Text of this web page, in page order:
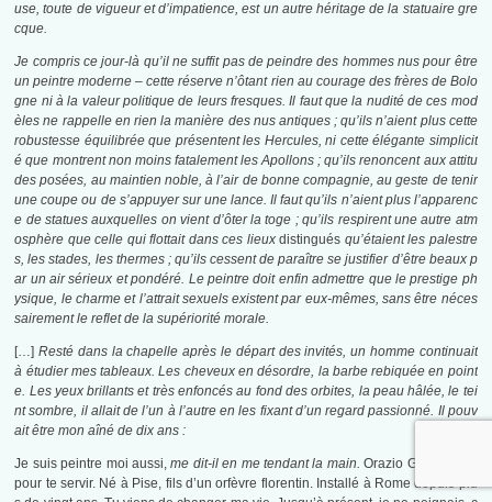
use, toute de vigueur et d’impatience, est un autre héritage de la statuaire gre
cque.
Je compris ce jour-là qu’il ne suffit pas de peindre des hommes nus pour être
un peintre moderne – cette réserve n’ôtant rien au courage des frères de Bolo
gne ni à la valeur politique de leurs fresques. Il faut que la nudité de ces mod
èles ne rappelle en rien la manière des nus antiques ; qu’ils n’aient plus cette
robustesse équilibrée que présentent les Hercules, ni cette élégante simplicit
é que montrent non moins fatalement les Apollons ; qu’ils renoncent aux attitu
des posées, au maintien noble, à l’air de bonne compagnie, au geste de tenir
une coupe ou de s’appuyer sur une lance. Il faut qu’ils n’aient plus l’apparenc
e de statues auxquelles on vient d’ôter la toge ; qu’ils respirent une autre atm
osphère que celle qui flottait dans ces lieuxdistingués qu’étaient les palestre
s, les stades, les thermes ; qu’ils cessent de paraître se justifier d’être beaux p
ar un air sérieux et pondéré. Le peintre doit enfin admettre que le prestige ph
ysique, le charme et l’attrait sexuels existent par eux-mêmes, sans être néces
sairement le reflet de la supériorité morale.
[…] Resté dans la chapelle après le départ des invités, un homme continuait
à étudier mes tableaux. Les cheveux en désordre, la barbe rebiquée en point
e. Les yeux brillants et très enfoncés au fond des orbites, la peau hâlée, le tei
nt sombre, il allait de l’un à l’autre en les fixant d’un regard passionné. Il pouv
ait être mon aîné de dix ans :
Je suis peintre moi aussi,me dit-il en me tendant la main. Orazio Gentileschi,
pour te servir. Né à Pise, fils d’un orfèvre florentin. Installé à Rome depuis plu